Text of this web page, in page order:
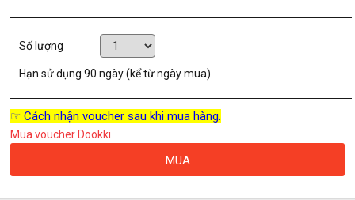
Số lượng
Hạn sử dụng90 ngày (kể từ ngày mua)
☞ Cách nhận voucher sau khi mua hàng.
Mua voucher Dookki
MUA